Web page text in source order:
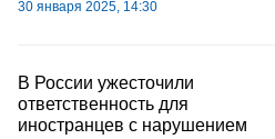
30 января 2025, 14:30
В России ужесточили
ответственность для
иностранцев с нарушением